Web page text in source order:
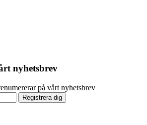
nyhetsbrev
på vårt nyhetsbrev
Registrera dig